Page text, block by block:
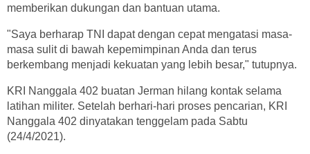
memberikan dukungan dan bantuan utama.
"Saya berharap TNI dapat dengan cepat mengatasi masa-
masa sulit di bawah kepemimpinan Anda dan terus
berkembang menjadi kekuatan yang lebih besar," tutupnya.
KRI Nanggala 402 buatan Jerman hilang kontak selama
latihan militer. Setelah berhari-hari proses pencarian, KRI
Nanggala 402 dinyatakan tenggelam pada Sabtu
(24/4/2021).